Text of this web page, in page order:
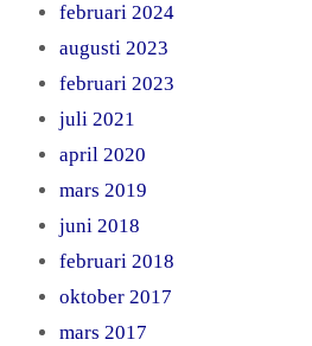
februari 2024
augusti 2023
februari 2023
juli 2021
april 2020
mars 2019
juni 2018
februari 2018
oktober 2017
mars 2017